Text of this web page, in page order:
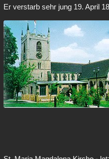
Er verstarb sehr jung 19. April